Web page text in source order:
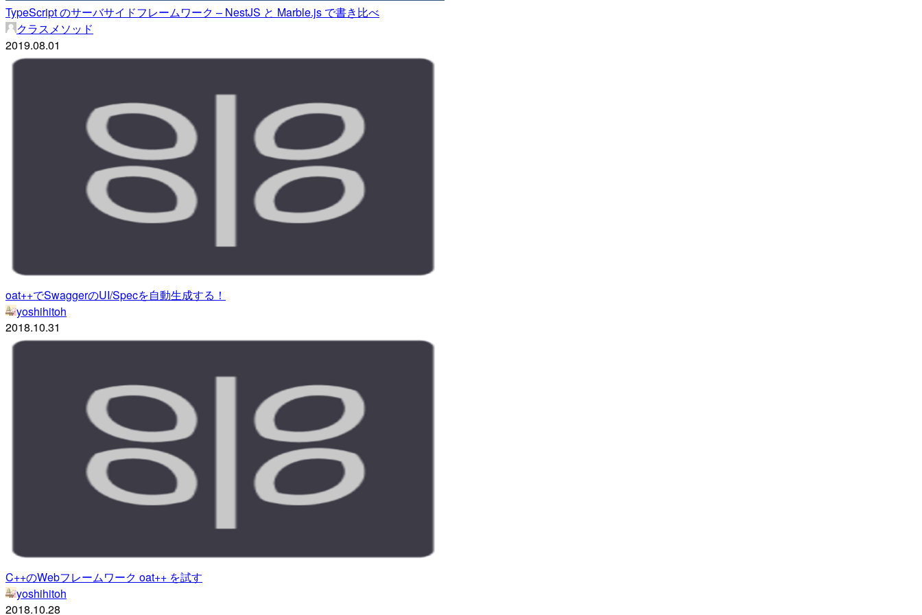
TypeScript のサーバサイドフレームワーク – NestJS と Marble.js で書き比べ
クラスメソッド
2019.08.01
oat++でSwaggerのUI/Specを自動生成する！
yoshihitoh
2018.10.31
C++のWebフレームワーク oat++ を試す
yoshihitoh
2018.10.28